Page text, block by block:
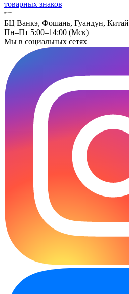
товарных знаков
БЦ Ванкэ, Фошань, Гуандун, Китай
Пн–Пт 5:00–14:00 (Мск)
Мы в социальных сетях